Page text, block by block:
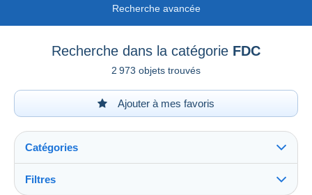
Recherche avancée
Recherche dans la catégorie FDC
2 973 objets trouvés
Ajouter à mes favoris
Catégories
Filtres